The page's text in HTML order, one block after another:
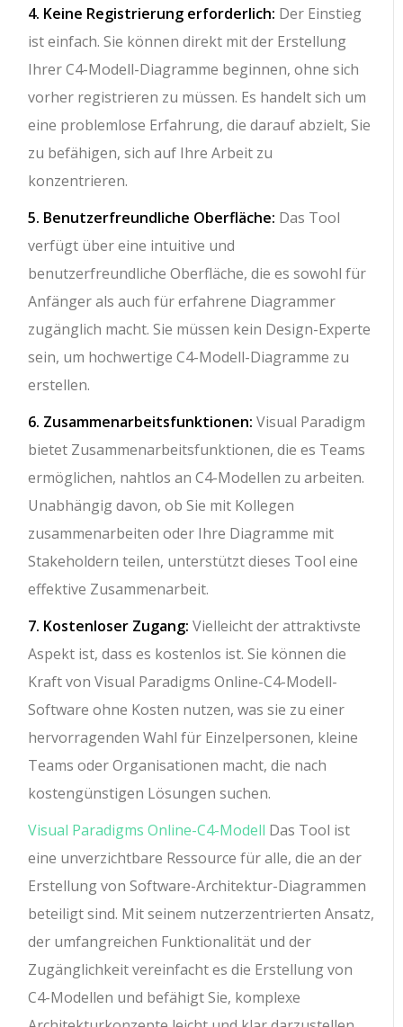
4. Keine Registrierung erforderlich: Der Einstieg
ist einfach. Sie können direkt mit der Erstellung
Ihrer C4-Modell-Diagramme beginnen, ohne sich
vorher registrieren zu müssen. Es handelt sich um
eine problemlose Erfahrung, die darauf abzielt, Sie
zu befähigen, sich auf Ihre Arbeit zu
konzentrieren.
5. Benutzerfreundliche Oberfläche: Das Tool
verfügt über eine intuitive und
benutzerfreundliche Oberfläche, die es sowohl für
Anfänger als auch für erfahrene Diagrammer
zugänglich macht. Sie müssen kein Design-Experte
sein, um hochwertige C4-Modell-Diagramme zu
erstellen.
6. Zusammenarbeitsfunktionen: Visual Paradigm
bietet Zusammenarbeitsfunktionen, die es Teams
ermöglichen, nahtlos an C4-Modellen zu arbeiten.
Unabhängig davon, ob Sie mit Kollegen
zusammenarbeiten oder Ihre Diagramme mit
Stakeholdern teilen, unterstützt dieses Tool eine
effektive Zusammenarbeit.
7. Kostenloser Zugang: Vielleicht der attraktivste
Aspekt ist, dass es kostenlos ist. Sie können die
Kraft von Visual Paradigms Online-C4-Modell-
Software ohne Kosten nutzen, was sie zu einer
hervorragenden Wahl für Einzelpersonen, kleine
Teams oder Organisationen macht, die nach
kostengünstigen Lösungen suchen.
Visual Paradigms Online-C4-Modell Das Tool ist
eine unverzichtbare Ressource für alle, die an der
Erstellung von Software-Architektur-Diagrammen
beteiligt sind. Mit seinem nutzerzentrierten Ansatz,
der umfangreichen Funktionalität und der
Zugänglichkeit vereinfacht es die Erstellung von
C4-Modellen und befähigt Sie, komplexe